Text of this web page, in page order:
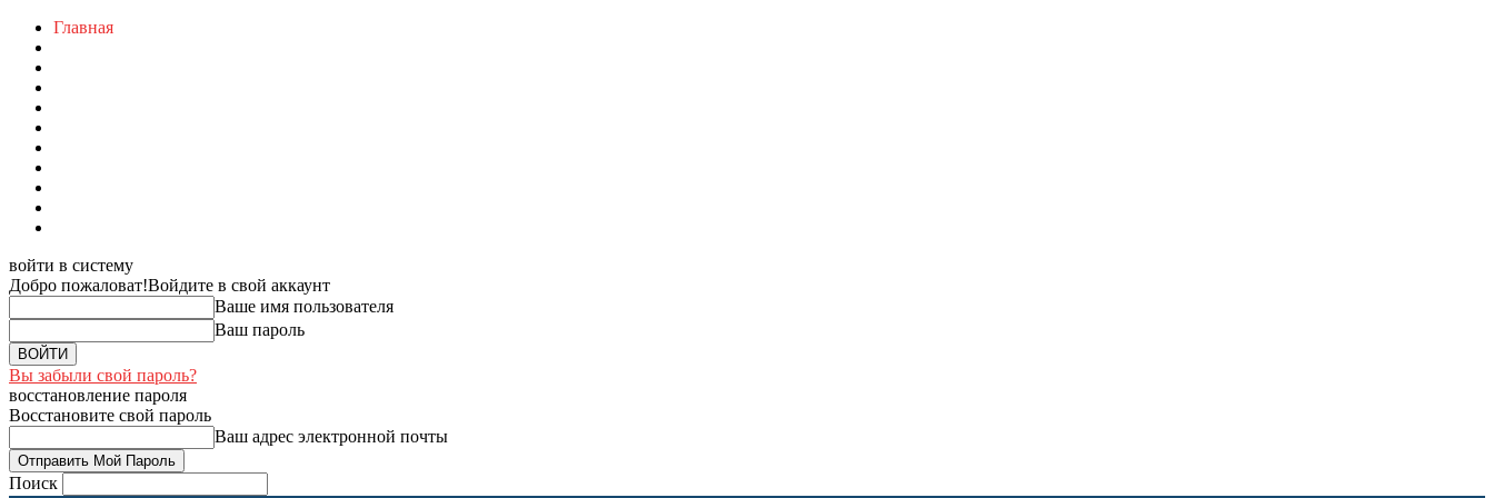
Главная
войти в систему
Добро пожаловат!Войдите в свой аккаунт
Ваше имя пользователя
Ваш пароль
Вы забыли свой пароль?
восстановление пароля
Восстановите свой пароль
Ваш адрес электронной почты
Поиск